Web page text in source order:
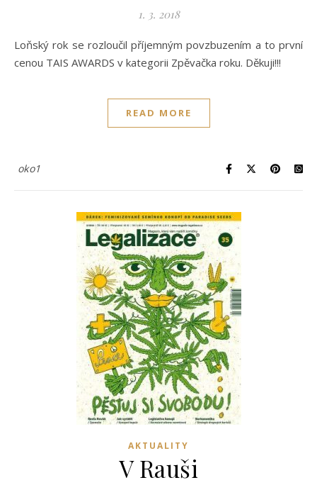
1. 3. 2018
Loňský rok se rozloučil příjemným povzbuzením a to první
cenou TAIS AWARDS v kategorii Zpěvačka roku. Děkuji!!!
READ MORE
oko1
AKTUALITY
V Rauši